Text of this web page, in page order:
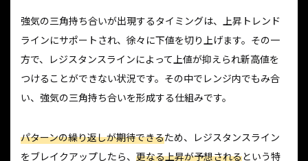
強気の三角持ち合いが出現するタイミングは、上昇トレンド
ラインにサポートされ、徐々に下値を切り上げます。その一
方で、レジスタンスラインによって上値が抑えられ新高値を
つけることができない状況です。その中でレンジ内でもみ合
い、強気の三角持ち合いを形成する仕組みです。
パターンの繰り返しが期待できるため、レジスタンスライン
をブレイクアップしたら、 更なる上昇が予想されるという特